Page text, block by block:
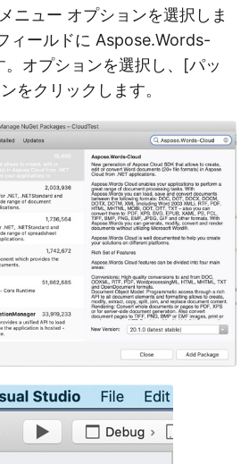
ニュー オプションを選択しま
ィールドに Aspose.Words-
オプションを選択し、[パッ
をクリックします。